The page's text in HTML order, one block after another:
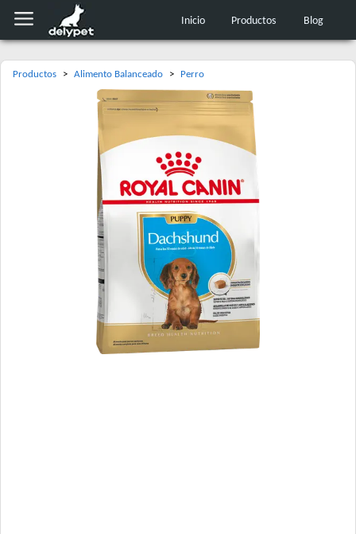
Inicio Productos Blog
Productos > Alimento Balanceado > Perro